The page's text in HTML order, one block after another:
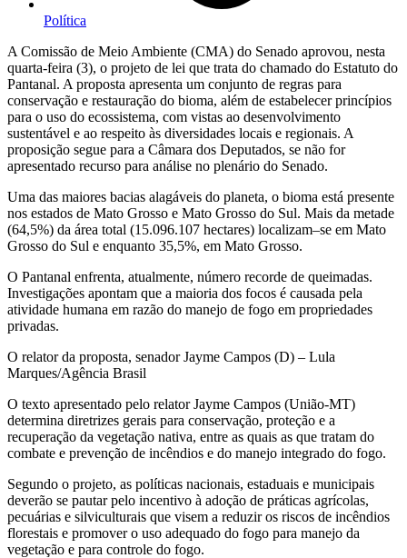
Política
A Comissão de Meio Ambiente (CMA) do Senado aprovou, nesta
quarta-feira (3), o projeto de lei que trata do chamado do Estatuto do
Pantanal. A proposta apresenta um conjunto de regras para
conservação e restauração do bioma, além de estabelecer princípios
para o uso do ecossistema, com vistas ao desenvolvimento
sustentável e ao respeito às diversidades locais e regionais. A
proposição segue para a Câmara dos Deputados, se não for
apresentado recurso para análise no plenário do Senado.
Uma das maiores bacias alagáveis do planeta, o bioma está presente
nos estados de Mato Grosso e Mato Grosso do Sul. Mais da metade
(64,5%) da área total (15.096.107 hectares) localizam–se em Mato
Grosso do Sul e enquanto 35,5%, em Mato Grosso.
O Pantanal enfrenta, atualmente, número recorde de queimadas.
Investigações apontam que a maioria dos focos é causada pela
atividade humana em razão do manejo de fogo em propriedades
privadas.
O relator da proposta, senador Jayme Campos (D) – Lula
Marques/Agência Brasil
O texto apresentado pelo relator Jayme Campos (União-MT)
determina diretrizes gerais para conservação, proteção e a
recuperação da vegetação nativa, entre as quais as que tratam do
combate e prevenção de incêndios e do manejo integrado do fogo.
Segundo o projeto, as políticas nacionais, estaduais e municipais
deverão se pautar pelo incentivo à adoção de práticas agrícolas,
pecuárias e silviculturais que visem a reduzir os riscos de incêndios
florestais e promover o uso adequado do fogo para manejo da
vegetação e para controle do fogo.